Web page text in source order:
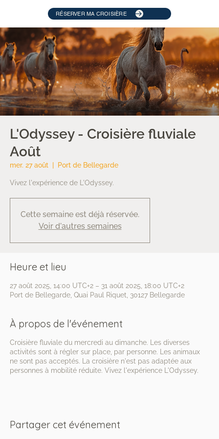
RÉSERVER MA CROISIÈRE
L'Odyssey - Croisière fluviale
Août
mer. 27 août Port de Bellegarde
Vivez l'expérience de L'Odyssey.
Cette semaine est déjà réservée.
Voir d'autres semaines
Heure et lieu
27 août 2025, 14:00 UTC+2 – 31 août 2025, 18:00 UTC+2
Port de Bellegarde, Quai Paul Riquet, 30127 Bellegarde
À propos de l'événement
Croisière fluviale du mercredi au dimanche. Les diverses
activités sont à régler sur place, par personne. Les animaux
ne sont pas acceptés. La croisière n'est pas adaptée aux
personnes à mobilité réduite. Vivez l'expérience L'Odyssey.
Partager cet événement